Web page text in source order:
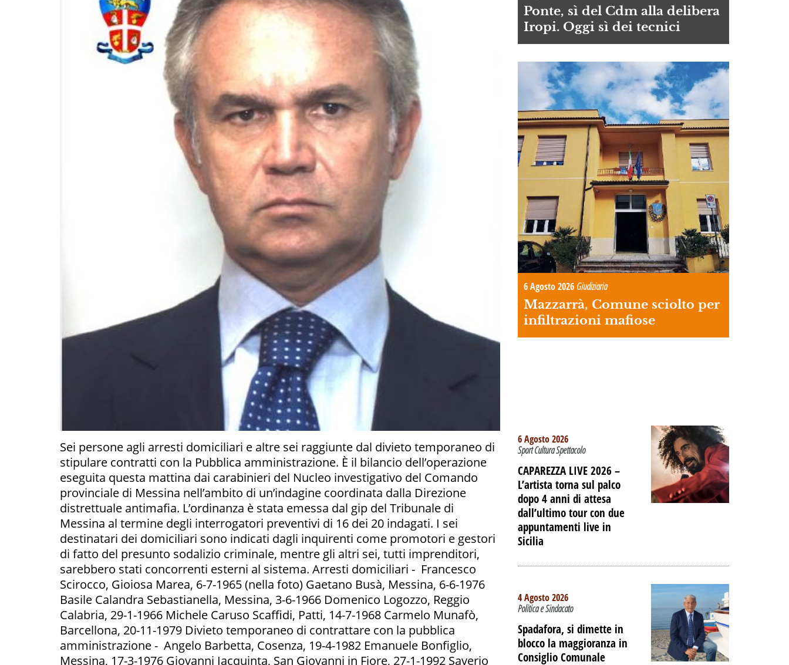
Sei persone agli arresti domiciliari e altre sei raggiunte dal divieto temporaneo di
stipulare contratti con la Pubblica amministrazione. È il bilancio dell’operazione
eseguita questa mattina dai carabinieri del Nucleo investigativo del Comando
provinciale di Messina nell’ambito di un’indagine coordinata dalla Direzione
distrettuale antimafia. L’ordinanza è stata emessa dal gip del Tribunale di
Messina al termine degli interrogatori preventivi di 16 dei 20 indagati. I sei
destinatari dei domiciliari sono indicati dagli inquirenti come promotori e gestori
di fatto del presunto sodalizio criminale, mentre gli altri sei, tutti imprenditori,
sarebbero stati concorrenti esterni al sistema. Arresti domiciliari - Francesco
Scirocco, Gioiosa Marea, 6-7-1965 (nella foto) Gaetano Busà, Messina, 6-6-1976
Basile Calandra Sebastianella, Messina, 3-6-1966 Domenico Logozzo, Reggio
Calabria, 29-1-1966 Michele Caruso Scaffidi, Patti, 14-7-1968 Carmelo Munafò,
Barcellona, 20-11-1979 Divieto temporaneo di contrattare con la pubblica
amministrazione - Angelo Barbetta, Cosenza, 19-4-1982 Emanuele Bonfiglio,
Messina, 17-3-1976 Giovanni Iacquinta, San Giovanni in Fiore, 27-1-1992 Saverio
Ponte, sì del Cdm alla delibera
Iropi. Oggi sì dei tecnici
6 Agosto 2026 Giudiziaria
Mazzarrà, Comune sciolto per
infiltrazioni mafiose
6 Agosto 2026
Sport Cultura Spettacolo
CAPAREZZA LIVE 2026 –
L’artista torna sul palco
dopo 4 anni di attesa
dall’ultimo tour con due
appuntamenti live in
Sicilia
4 Agosto 2026
Politica e Sindacato
Spadafora, si dimette in
blocco la maggioranza in
Consiglio Comunale